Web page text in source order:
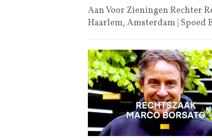
Aan Voor Zieningen Rechter
Haarlem, Amsterdam | Spoed